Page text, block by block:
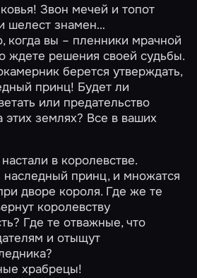
Звон мечей и топот
шелест знамен…
когда вы – пленники мрачной
ждете решения своей судьбы.
берется утверждать,
принц! Будет ли
или предательство
этих землях? Все в ваших
в королевстве.
принц, и множатся
дворе короля. Где же те
королевству
Где те отважные, что
и отыщут
храбрецы!